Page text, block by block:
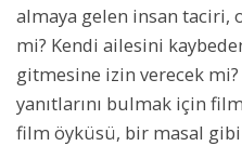
almaya gelen insan taciri,
mi? Kendi ailesini
gitmesine izin verecek
yanıtlarını bulmak için
film öyküsü, bir masal